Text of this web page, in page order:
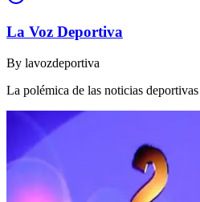
La Voz Deportiva
By lavozdeportiva
La polémica de las noticias